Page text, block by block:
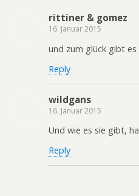
rittiner & gomez
16. Januar 2015
und zum glück gibt
Reply
wildgans
16. Januar 2015
Und wie es sie gibt,
Reply